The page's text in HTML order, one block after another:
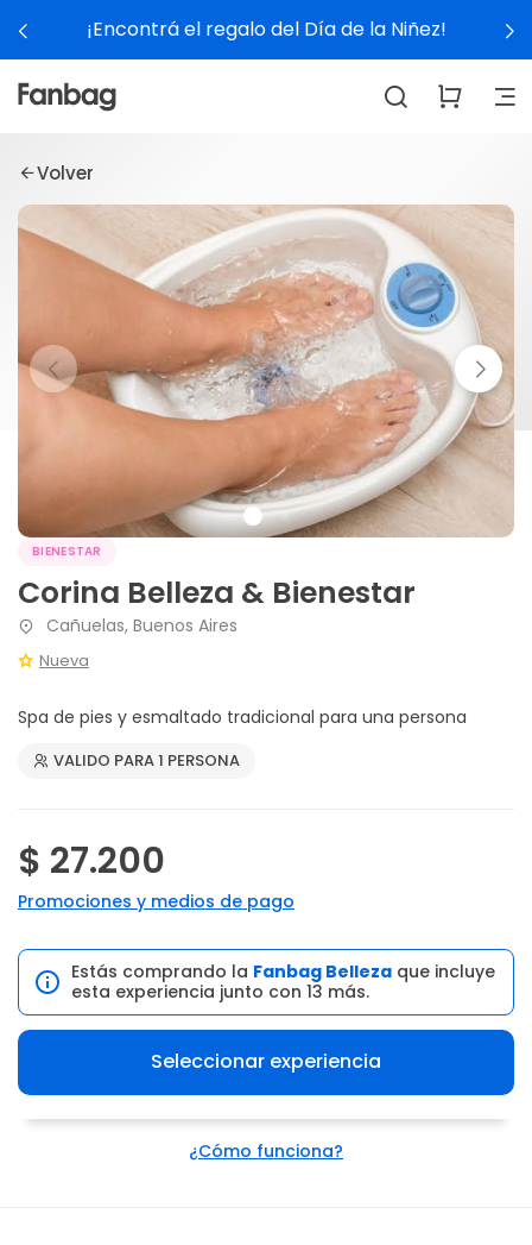
¡Encontrá el regalo del Día de la Niñez!
Volver
BIENESTAR
Corina Belleza & Bienestar
Cañuelas, Buenos Aires
Nueva
Spa de pies y esmaltado tradicional para una persona
VALIDO PARA 1 PERSONA
$ 27.200
Promociones y medios de pago
Estás comprando la Fanbag Belleza que incluye
esta experiencia junto con 13 más.
Seleccionar experiencia
¿Cómo funciona?